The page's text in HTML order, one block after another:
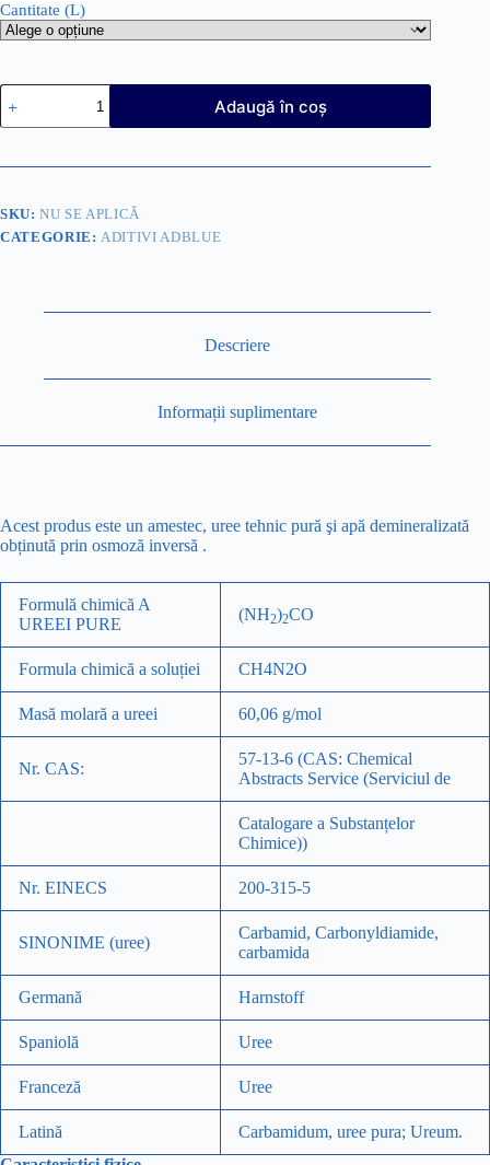
Cantitate (L)
Cantitate
WERTHA
AdBlue
-
CADOU
1
HELP”
Adaugă în coș
SKU:NU SE APLICĂ
CATEGORIE:ADITIVI ADBLUE
Descriere
Informații suplimentare
Acest produs este un amestec, uree tehnic pură şi apă demineralizată
obținută prin osmoză inversă .
Formulă chimică A
UREEI PURE
(NH2)2CO
Formula chimică a soluției CH4N2O
Masă molară a ureei 60,06 g/mol
Nr. CAS:
57-13-6 (CAS: Chemical
Abstracts Service (Serviciul de
Catalogare a Substanțelor
Chimice))
Nr. EINECS 200-315-5
SINONIME (uree)
Carbamid, Carbonyldiamide,
carbamida
Germană Harnstoff
Spaniolă Uree
Franceză Uree
Latină
Carbamidum, uree pura; Ureum.